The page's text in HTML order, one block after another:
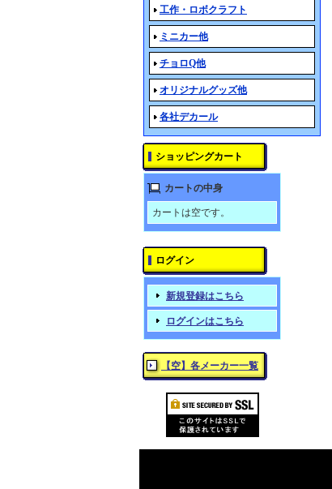
工作・ロボクラフト
ミニカー他
チョロQ他
オリジナルグッズ他
各社デカール
ショッピングカート
カートの中身
カートは空です。
ログイン
新規登録はこちら
ログインはこちら
【空】各メーカー一覧